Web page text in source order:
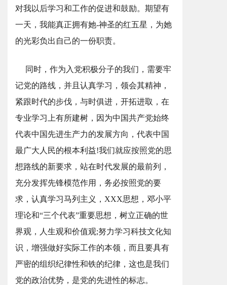
对我以后学习和工作的促进和鼓励。期望有
一天，我能真正拥有她-神圣的红五星，为她
的光彩负出自己的一份职责。
同时，作为入党积极分子的我们，需要牢
记党的路线，并且认真学习，领会其精神，
紧跟时代的步伐，与时俱进，开拓进取，在
专业学习上有所建树，因为中国共产党始终
代表中国先进生产力的发展方向，代表中国
最广大人民的根本利益!我们就应按照党的思
想路线的新要求，站在时代发展的最前列，
充分发挥先锋模范作用，务必按照党的要
求，认真学习马列主义，XXX思想，邓小平
理论和“三个代表”重要思想，树立正确的世
界观，人生观和价值观;努力学习科技文化知
识，增强做好实际工作的本领，而且要具有
严密的组织纪律性和铁的纪律，这也是我们
党的政治优势，是党的先进性的标志。